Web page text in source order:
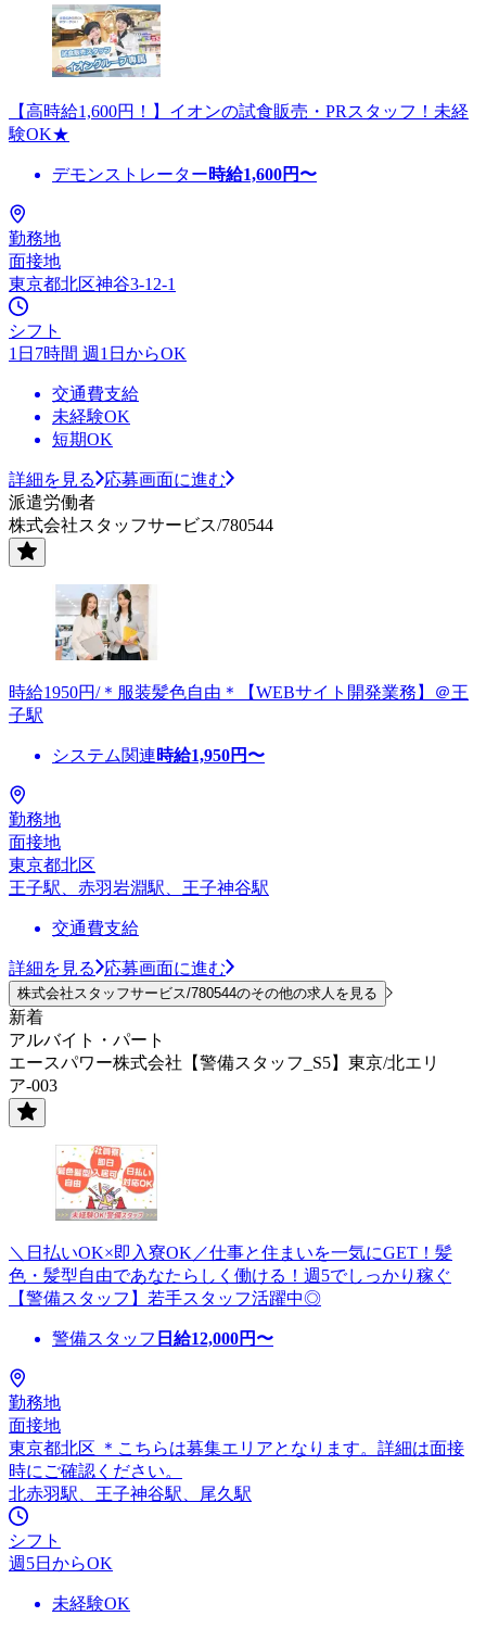
【高時給1,600円！】イオンの試食販売・PRスタッフ！未経
験OK★
デモンストレーター時給1,600円〜
勤務地
面接地
東京都北区神谷3-12-1
シフト
1日7時間 週1日からOK
交通費支給
未経験OK
短期OK
詳細を見る
応募画面に進む
派遣労働者
株式会社スタッフサービス/780544
時給1950円/＊服装髪色自由＊【WEBサイト開発業務】＠王
子駅
システム関連時給1,950円〜
勤務地
面接地
東京都北区
王子駅、赤羽岩淵駅、王子神谷駅
交通費支給
詳細を見る 応募画面に進む
株式会社スタッフサービス/780544のその他の求人を見る
新着
アルバイト・パート
エースパワー株式会社【警備スタッフ_S5】東京/北エリ
ア-003
＼日払いOK×即入寮OK／仕事と住まいを一気にGET！髪
色・髪型自由であなたらしく働ける！週5でしっかり稼ぐ
【警備スタッフ】若手スタッフ活躍中◎
警備スタッフ 日給12,000円〜
勤務地
面接地
東京都北区 ＊こちらは募集エリアとなります。詳細は面接
時にご確認ください。
北赤羽駅、王子神谷駅、尾久駅
シフト
週5日からOK
未経験OK